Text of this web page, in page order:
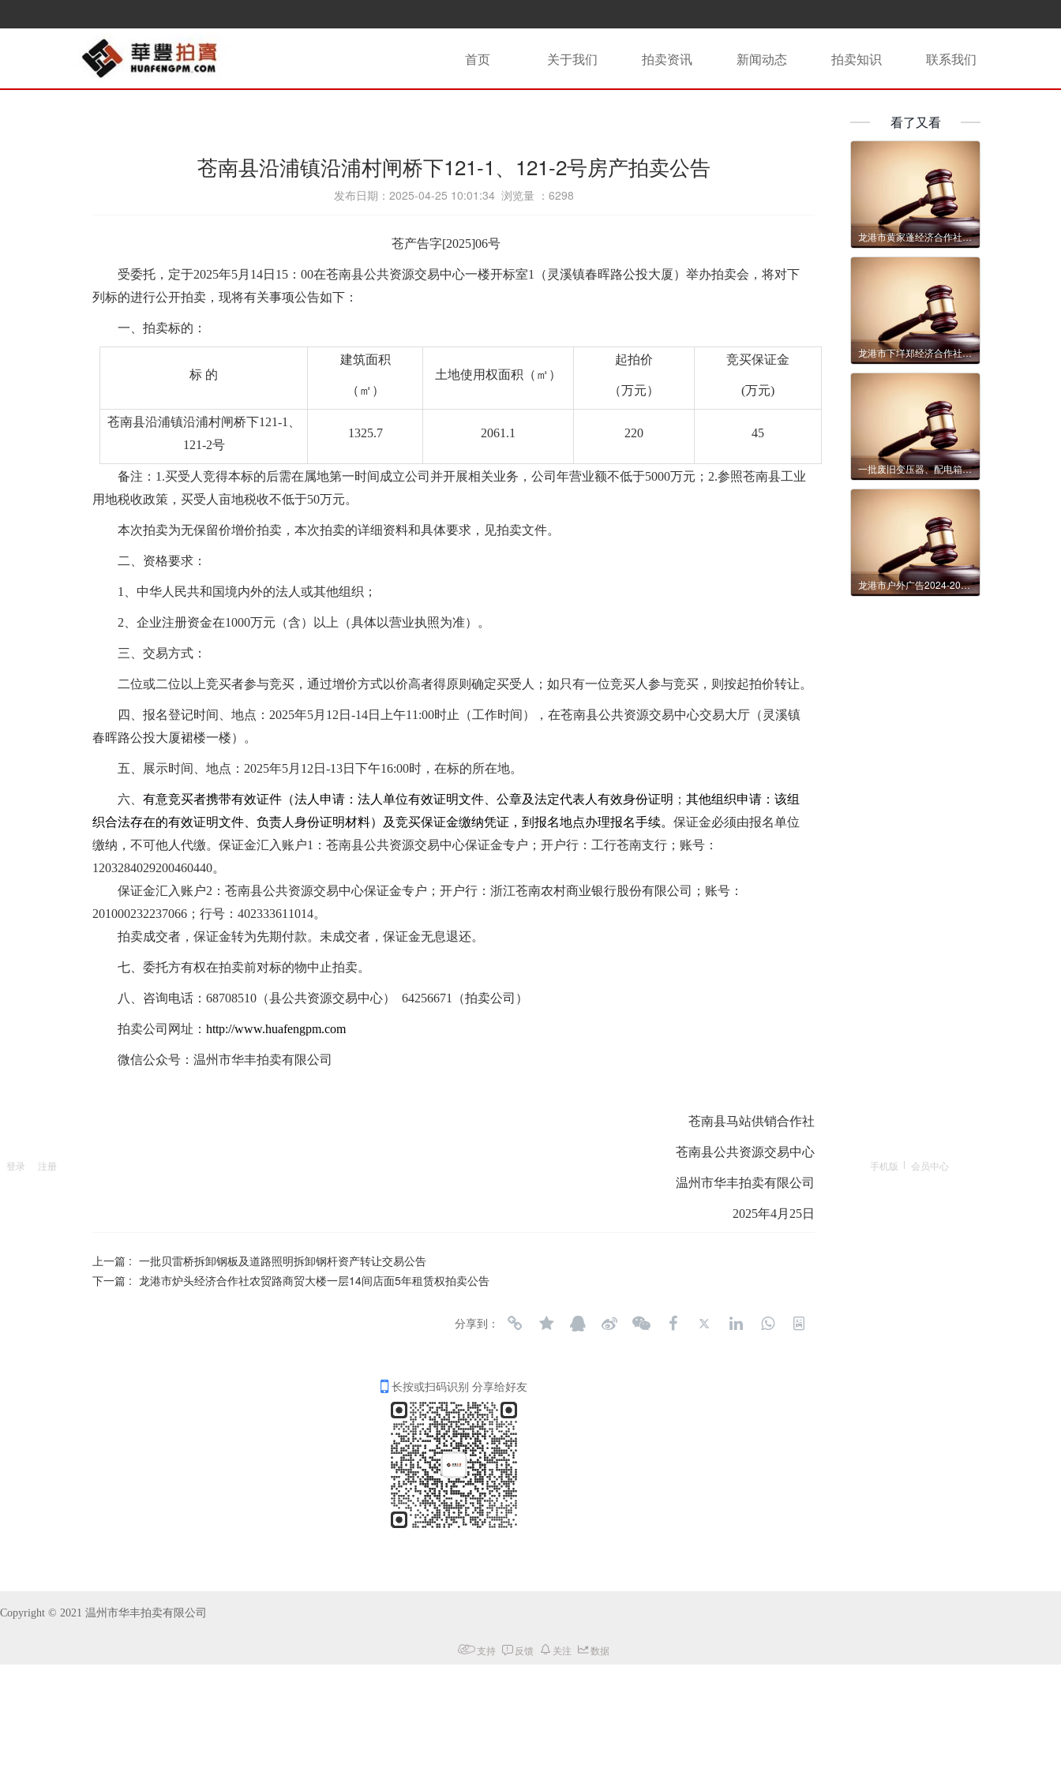
登录 注册 手机版 会员中心
首页 关于我们 拍卖资讯 新闻动态 拍卖知识 联系我们
苍南县沿浦镇沿浦村闸桥下121-1、121-2号房产拍卖公告
发布日期：2025-04-25 10:01:34 浏览量 ： 6298
苍产告字[2025]06号
受委托，定于2025年5月 14日 15 ： 00在苍南县公共资源交易中心一楼开标室1
（灵溪镇春晖路公投大厦）举办拍卖会，将对下
列标的进行公开拍卖，现将有关事项公告如下：
一、拍卖标的：
标 的
建筑面积
（㎡）
土地使用权面积（㎡）
起拍价
（万元）
竞买保证金
(万元)
苍南县沿浦镇沿浦村闸桥下121-1、
121-2号
1325.7 2061.1 220 45
备注：1.买受人竞得本标的后需在属地第一时间成立公司并开展相关业务，公司年营业额不低于5000万元；2.参照苍南县工业
用地税收政策，买受人亩地税收不低于50万元。
本次拍卖为无保留价增价拍卖，本次拍卖的详细资料和具体要求，见拍卖文件。
二、 资格要求：
1、中华人民共和国境内外的法人或其他组织；
2、企业注册资金在1000万元（含）以上（具体以营业执照为准）。
三、交易方式：
二位或二位以上竞买者参与竞买，通过增价方式以价高者得原则确定买受人；如只有一位竞买人参与竞买，则按起拍价转让。
四 、报名登记时间、地点： 2025年5月 12 日 -14日上午11:00时止（工作时间），在苍南县公共资源交易中心交易大厅（灵溪镇
春晖路公投大厦裙楼一楼）。
五 、展示时间、地点： 2025年5月 12 日 -13日下午16:00时，在标的所在地。
六 有意竞买者携带有效证件（法人申请：法人单位有效证明文件、公章及法定代表人有效身份证明 ； 其他组织申请：该组
织合法存在的有效证明文件、负责人身份证明材料）及竞买保证金缴纳凭证，到报名地点办理报名手续。 保证金必须由报名单位
缴纳，不可他人代缴。 保证金汇入账户1： 苍南县公共资源交易中心保证金专户；开户行：工行苍南支行；账号：
1203284029200460440。
保证金汇入账户2： 苍南县公共资源交易中心保证金专户；开户行：浙江苍南农村商业银行股份有限公司；账号：
201000232237066；行号：402333611014。
拍卖成交者，保证金转为先期付款。未成交者，保证金无息退还。
七 、委托方有权在拍卖前对标的物中止拍卖。
八 、咨询电话： 68708510 （县公共资源交易中心） 64256671（拍卖公司）
拍卖公司网址： http://www.huafengpm.com
微信公众号：温州市华丰拍卖有限公司
苍南县马站供销合作社
苍南县公共资源交易中心
温州市华丰拍卖有限公司
2025年4月 25日
上一篇 : 一批贝雷桥拆卸钢板及道路照明拆卸钢杆资产转让交易公告
下一篇 : 龙港市炉头经济合作社农贸路商贸大楼一层14间店面5年租赁权拍卖公告
分享到：
长按或扫码识别 分享给好友
看了又看
龙港市黄家蓬经济合作社龙翔路与龙新路路口地块5年租赁权拍卖公告
龙港市下垟郑经济合作社西三街745号房屋5年租赁权拍卖公告
一批废旧变压器、配电箱等资产转让交易公告
龙港市户外广告2024-2043年经营权拍卖公告
Copyright © 2021 温州市华丰拍卖有限公司
支持 反馈 关注 数据